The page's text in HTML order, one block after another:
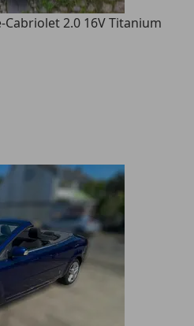
Cabriolet 2.0 16V Titanium